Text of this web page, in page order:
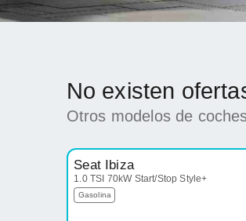
No existen
Otros modelos de
Seat Ibiza
1.0 TSI 70kW Start/Stop Style+
Gasolina